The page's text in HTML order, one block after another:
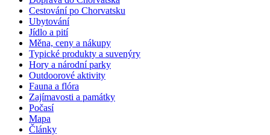
Cestování po Chorvatsku
Ubytování
Jídlo a pití
Měna, ceny a nákupy
Typické produkty a suvenýry
Hory a národní parky
Outdoorové aktivity
Fauna a flóra
Zajímavosti a památky
Počasí
Mapa
Články